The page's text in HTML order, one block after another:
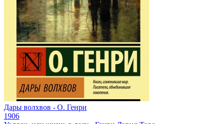
Дары волхвов - О. Генри
1906